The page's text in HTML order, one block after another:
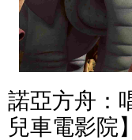
諾亞方舟：
兒車電影院】